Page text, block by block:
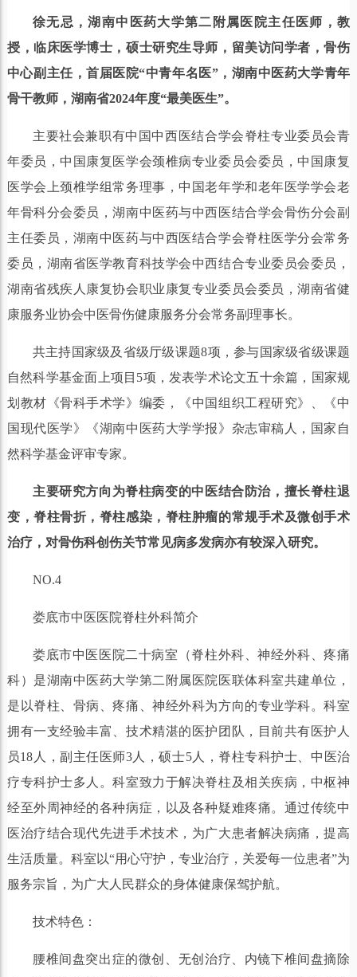
徐无忌，湖南中医药大学第二附属医院主任医师，教
授，临床医学博士，硕士研究生导师，留美访问学者，骨伤
中心副主任，首届医院“中青年名医”，湖南中医药大学青年
骨干教师，湖南省2024年度“最美医生”。
主要社会兼职有中国中西医结合学会脊柱专业委员会青
年委员，中国康复医学会颈椎病专业委员会委员，中国康复
医学会上颈椎学组常务理事，中国老年学和老年医学学会老
年骨科分会委员，湖南中医药与中西医结合学会骨伤分会副
主任委员，湖南中医药与中西医结合学会脊柱医学分会常务
委员，湖南省医学教育科技学会中西结合专业委员会委员，
湖南省残疾人康复协会职业康复专业委员会委员，湖南省健
康服务业协会中医骨伤健康服务分会常务副理事长。
共主持国家级及省级厅级课题8项，参与国家级省级课题
自然科学基金面上项目5项，发表学术论文五十余篇，国家规
划教材《骨科手术学》编委，《中国组织工程研究》、《中
国现代医学》《湖南中医药大学学报》杂志审稿人，国家自
然科学基金评审专家。
主要研究方向为脊柱病变的中医结合防治，擅长脊柱退
变，脊柱骨折，脊柱感染，脊柱肿瘤的常规手术及微创手术
治疗，对骨伤科创伤关节常见病多发病亦有较深入研究。
NO.4
娄底市中医医院脊柱外科简介
娄底市中医医院二十病室（脊柱外科、神经外科、疼痛
科）是湖南中医药大学第二附属医院医联体科室共建单位，
是以脊柱、骨病、疼痛、神经外科为方向的专业学科。科室
拥有一支经验丰富、技术精湛的医护团队，目前共有医护人
员18人，副主任医师3人，硕士5人，脊柱专科护士、中医治
疗专科护士多人。科室致力于解决脊柱及相关疾病，中枢神
经至外周神经的各种病症，以及各种疑难疼痛。通过传统中
医治疗结合现代先进手术技术，为广大患者解决病痛，提高
生活质量。科室以“用心守护，专业治疗，关爱每一位患者”为
服务宗旨，为广大人民群众的身体健康保驾护航。
技术特色：
腰椎间盘突出症的微创、无创治疗、内镜下椎间盘摘除